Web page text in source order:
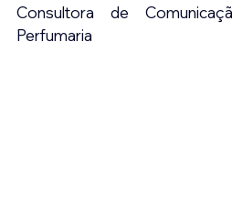
Consultora de
Perfumaria